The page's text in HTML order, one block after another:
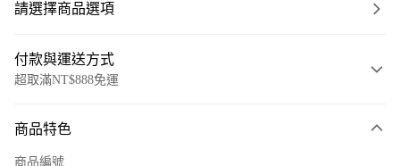
請選擇商品選項
付款與運送方式
超取滿NT$888免運
信用卡一次付款
商品特色
商品編號